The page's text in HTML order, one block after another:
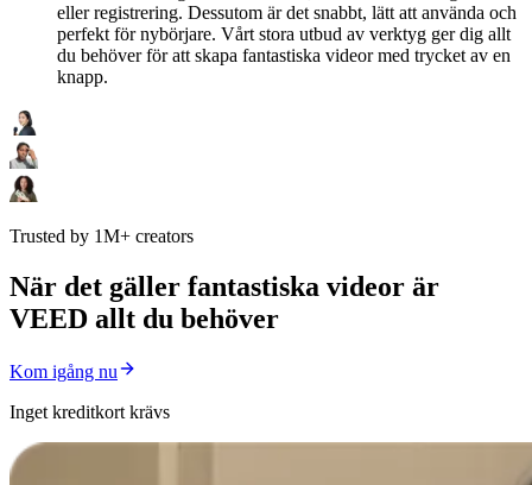
eller registrering. Dessutom är det snabbt, lätt att använda och
perfekt för nybörjare. Vårt stora utbud av verktyg ger dig allt
du behöver för att skapa fantastiska videor med trycket av en
knapp.
Trusted by 1M+ creators
När det gäller fantastiska videor är
VEED allt du behöver
Kom igång nu
Inget kreditkort krävs